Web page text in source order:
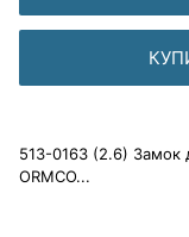
513-0163 (2.6) Замок
ORMCO...